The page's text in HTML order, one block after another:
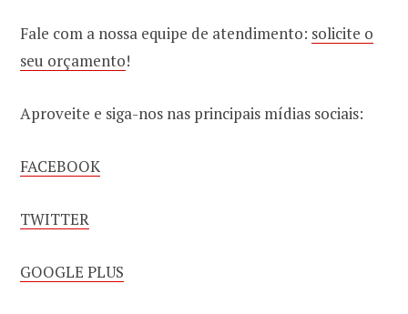
Fale com a nossa equipe de atendimento: solicite o
seu orçamento!
Aproveite e siga-nos nas principais mídias sociais:
FACEBOOK
TWITTER
GOOGLE PLUS